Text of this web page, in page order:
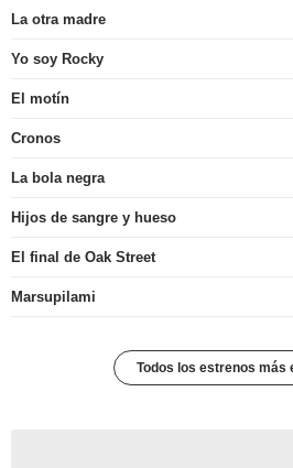
La otra madre
Yo soy Rocky
El motín
Cronos
La bola negra
Hijos de sangre y hueso
El final de Oak Street
Marsupilami
Todos los estrenos más